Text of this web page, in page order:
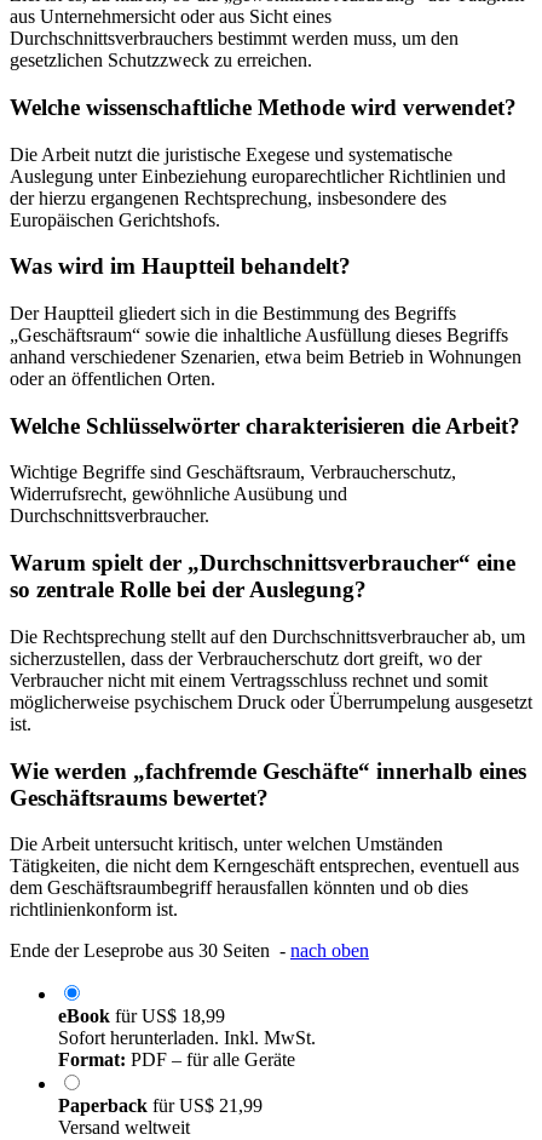
aus Unternehmersicht oder aus Sicht eines
Durchschnittsverbrauchers bestimmt werden muss, um den
gesetzlichen Schutzzweck zu erreichen.
Welche wissenschaftliche Methode wird verwendet?
Die Arbeit nutzt die juristische Exegese und systematische
Auslegung unter Einbeziehung europarechtlicher Richtlinien und
der hierzu ergangenen Rechtsprechung, insbesondere des
Europäischen Gerichtshofs.
Was wird im Hauptteil behandelt?
Der Hauptteil gliedert sich in die Bestimmung des Begriffs
„Geschäftsraum“ sowie die inhaltliche Ausfüllung dieses Begriffs
anhand verschiedener Szenarien, etwa beim Betrieb in Wohnungen
oder an öffentlichen Orten.
Welche Schlüsselwörter charakterisieren die Arbeit?
Wichtige Begriffe sind Geschäftsraum, Verbraucherschutz,
Widerrufsrecht, gewöhnliche Ausübung und
Durchschnittsverbraucher.
Warum spielt der „Durchschnittsverbraucher“ eine
so zentrale Rolle bei der Auslegung?
Die Rechtsprechung stellt auf den Durchschnittsverbraucher ab, um
sicherzustellen, dass der Verbraucherschutz dort greift, wo der
Verbraucher nicht mit einem Vertragsschluss rechnet und somit
möglicherweise psychischem Druck oder Überrumpelung ausgesetzt
ist.
Wie werden „fachfremde Geschäfte“ innerhalb eines
Geschäftsraums bewertet?
Die Arbeit untersucht kritisch, unter welchen Umständen
Tätigkeiten, die nicht dem Kerngeschäft entsprechen, eventuell aus
dem Geschäftsraumbegriff herausfallen könnten und ob dies
richtlinienkonform ist.
Ende der Leseprobe aus 30 Seiten - nach oben
eBook fürUS$ 18,99
Sofort herunterladen. Inkl. MwSt.
Format: PDF – für alle Geräte
Paperback fürUS$ 21,99
Versand weltweit